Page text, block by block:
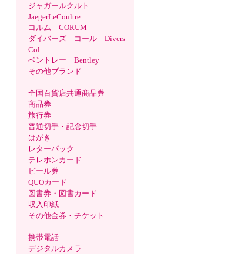
ジャガールクルト
JaegerLeCoultre
コルム CORUM
ダイバーズ コール Divers
Col
ベントレー Bentley
その他ブランド
全国百貨店共通商品券
商品券
旅行券
普通切手・記念切手
はがき
レターパック
テレホンカード
ビール券
QUOカード
図書券・図書カード
収入印紙
その他金券・チケット
携帯電話
デジタルカメラ